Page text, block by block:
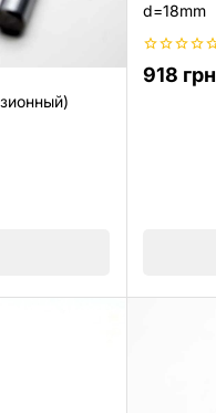
d=18mm
0
из
918 грн